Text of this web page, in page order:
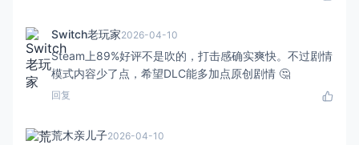
Switch老玩家2026-04-10
Steam上89%好评不是吹的，打击感确实爽快。不过剧情
模式内容少了点，希望DLC能多加点原创剧情 🤔
回复
荒木亲儿子2026-04-10